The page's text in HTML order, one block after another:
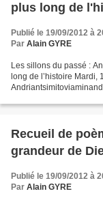
plus long de
Publié le 19/09/2012 à
Par Alain GYRE
Les sillons du passé :
long de l’histoire Mardi,
Recueil de
grandeur de
Publié le 19/09/2012 à
Par Alain GYRE